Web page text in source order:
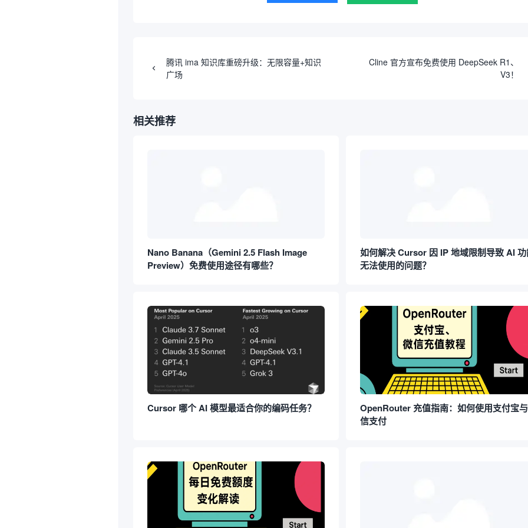
腾讯 ima 知识库重磅升级：无限容量+知识
广场
Cline 官方宣布免费使用 DeepSeek R1、
V3！
相关推荐
Nano Banana（Gemini 2.5 Flash Image
Preview）免费使用途径有哪些？
如何解决 Cursor 因 IP 地域限制导致 AI
无法使用的问题？
Cursor 哪个 AI 模型最适合你的编码任务？
OpenRouter 充值指南：如何使用支付宝
信支付